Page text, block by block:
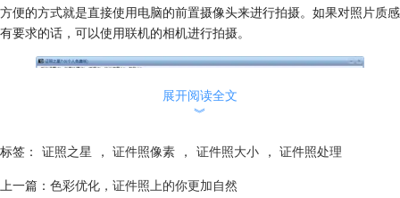
方便的方式就是直接使用电脑的前置摄像头来进行拍摄。如果对照片质感
有要求的话，可以使用联机的相机进行拍摄。
展开阅读全文
︾
标签： 证照之星 ， 证件照像素 ， 证件照大小 ， 证件照处理
上一篇： 色彩优化，证件照上的你更加自然